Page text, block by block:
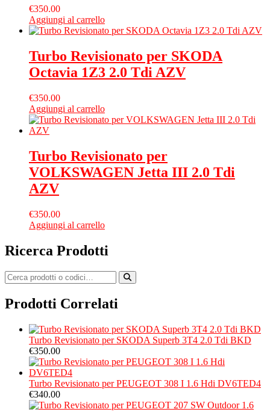
€350.00
Aggiungi al carrello
Turbo Revisionato per SKODA
Octavia 1Z3 2.0 Tdi AZV
€350.00
Aggiungi al carrello
Turbo Revisionato per
VOLKSWAGEN Jetta III 2.0 Tdi
AZV
€350.00
Aggiungi al carrello
Ricerca Prodotti
Prodotti Correlati
Turbo Revisionato per SKODA Superb 3T4 2.0 Tdi BKD
€350.00
Turbo Revisionato per PEUGEOT 308 I 1.6 Hdi DV6TED4
€340.00